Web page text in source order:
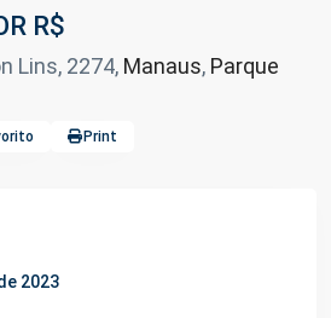
R$
Lins, 2274, Manaus, Parque
Print
2023